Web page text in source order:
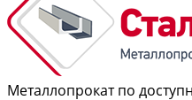
Металлопрокат по